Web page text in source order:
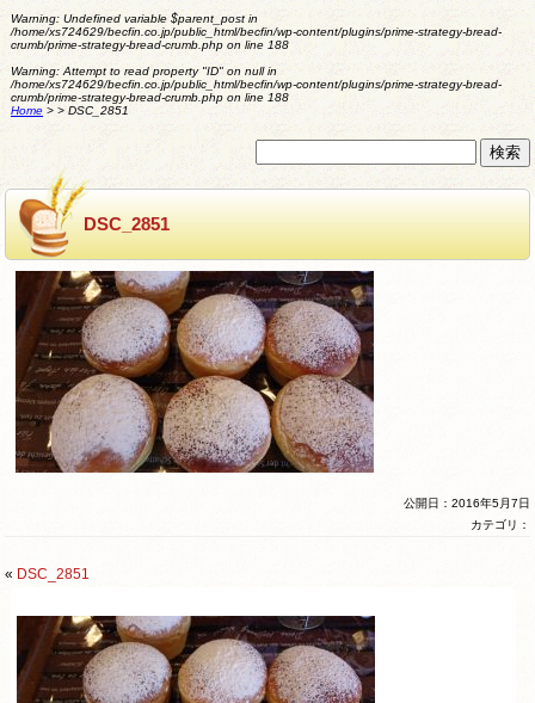
Warning: Undefined variable $parent_post in
/home/xs724629/becfin.co.jp/public_html/becfin/wp-content/plugins/prime-strategy-bread-
crumb/prime-strategy-bread-crumb.phpon line 188
Warning: Attempt to read property "ID" on null in
/home/xs724629/becfin.co.jp/public_html/becfin/wp-content/plugins/prime-strategy-bread-
crumb/prime-strategy-bread-crumb.phpon line 188
Home> > DSC_2851
DSC_2851
公開日：2016年5月7日
カテゴリ：
« DSC_2851